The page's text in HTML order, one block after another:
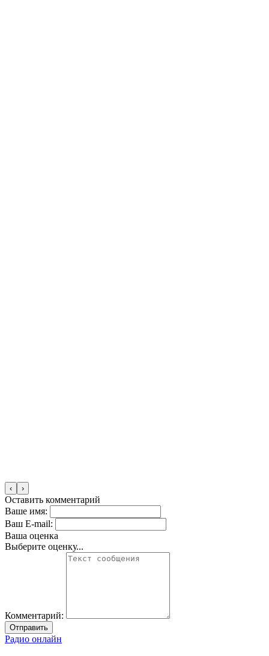
‹ ›
Оставить комментарий
Ваше имя:
Ваш E-mail:
Ваша оценка
Выберите оценку...
Комментарий:
Отправить
Радио онлайн